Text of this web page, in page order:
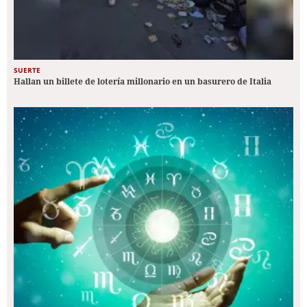
SUERTE
Hallan un billete de lotería millonario en un basurero de Italia